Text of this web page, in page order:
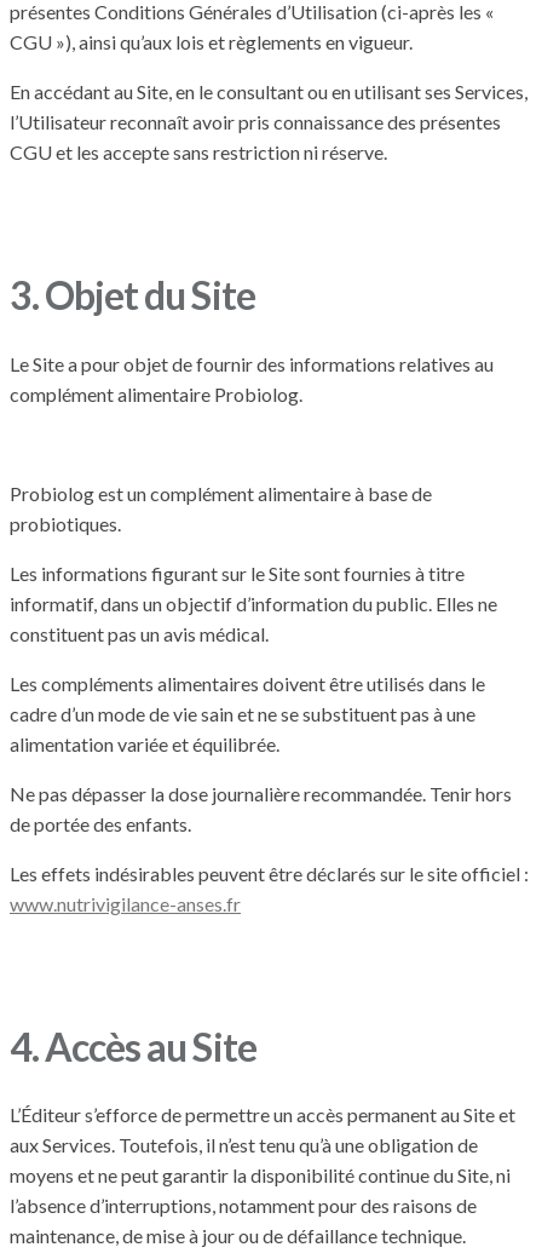
présentes Conditions Générales d’Utilisation (ci-après les «
CGU »), ainsi qu’aux lois et règlements en vigueur.
En accédant au Site, en le consultant ou en utilisant ses Services,
l’Utilisateur reconnaît avoir pris connaissance des présentes
CGU et les accepte sans restriction ni réserve.
3. Objet du Site
Le Site a pour objet de fournir des informations relatives au
complément alimentaire Probiolog.
Probiolog est un complément alimentaire à base de
probiotiques.
Les informations figurant sur le Site sont fournies à titre
informatif, dans un objectif d’information du public. Elles ne
constituent pas un avis médical.
Les compléments alimentaires doivent être utilisés dans le
cadre d’un mode de vie sain et ne se substituent pas à une
alimentation variée et équilibrée.
Ne pas dépasser la dose journalière recommandée. Tenir hors
de portée des enfants.
Les effets indésirables peuvent être déclarés sur le site officiel :
www.nutrivigilance-anses.fr
4. Accès au Site
L’Éditeur s’efforce de permettre un accès permanent au Site et
aux Services. Toutefois, il n’est tenu qu’à une obligation de
moyens et ne peut garantir la disponibilité continue du Site, ni
l’absence d’interruptions, notamment pour des raisons de
maintenance, de mise à jour ou de défaillance technique.